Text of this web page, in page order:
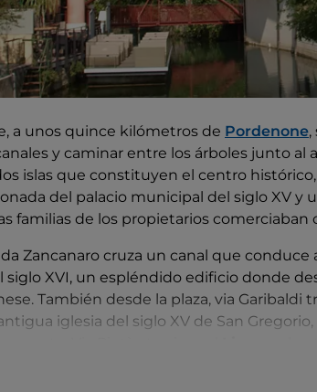
a unos quince kilómetros de Pordenone,
y caminar entre los árboles junto al
islas que constituyen el centro
del palacio municipal del siglo XV y
familias de los propietarios comerciaban
Zancanaro cruza un canal que conduce
siglo XVI, un espléndido edificio donde
También desde la plaza, via Garibaldi
iglesia del siglo XV de San
la Piedad,